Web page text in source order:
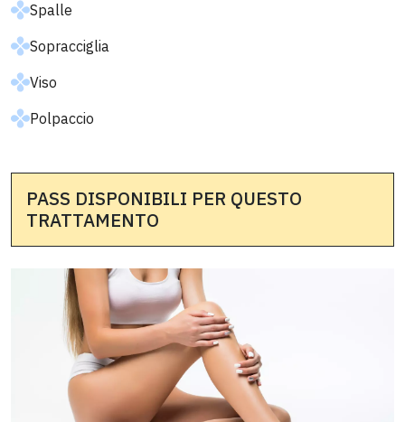
Spalle
Sopracciglia
Viso
Polpaccio
PASS DISPONIBILI PER QUESTO
TRATTAMENTO